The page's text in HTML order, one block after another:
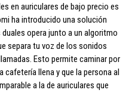
en auriculares de bajo precio es
ha introducido una solución
opera junto a un algoritmo
separa tu voz de los sonidos
Esto permite caminar por
llena y que la persona al
a la de auriculares que